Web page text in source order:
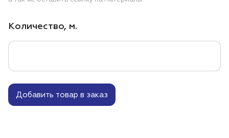
Количество, м.
Добавить товар в заказ